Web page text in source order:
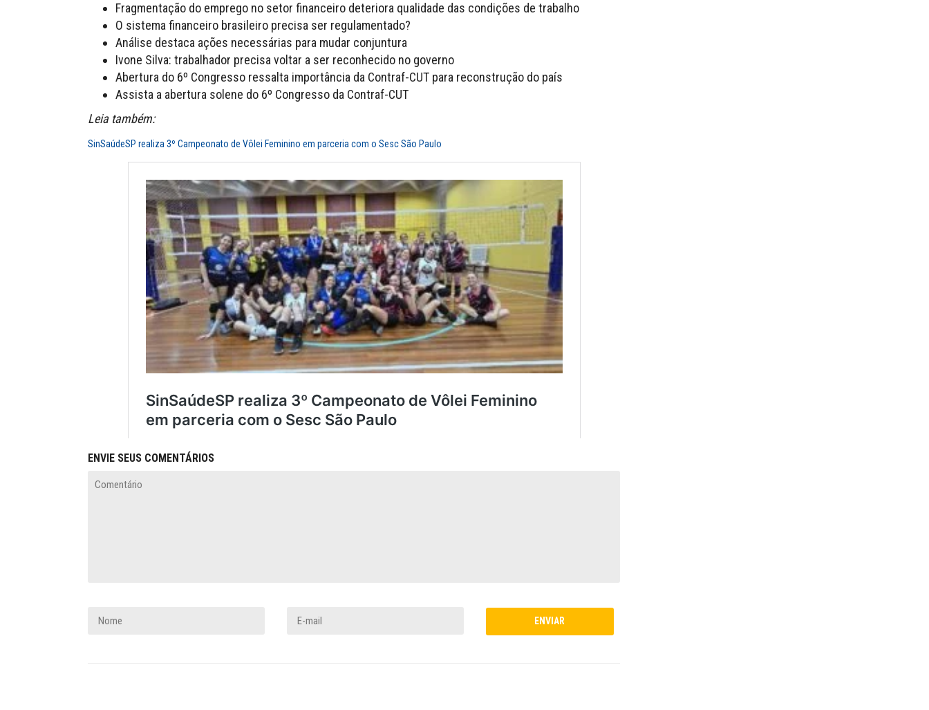
Fragmentação do emprego no setor financeiro deteriora qualidade das condições de trabalho
O sistema financeiro brasileiro precisa ser regulamentado?
Análise destaca ações necessárias para mudar conjuntura
Ivone Silva: trabalhador precisa voltar a ser reconhecido no governo
Abertura do 6º Congresso ressalta importância da Contraf-CUT para reconstrução do país
Assista a abertura solene do 6º Congresso da Contraf-CUT
Leia também:
SinSaúdeSP realiza 3º Campeonato de Vôlei Feminino em parceria com o Sesc São Paulo
ENVIE SEUS COMENTÁRIOS